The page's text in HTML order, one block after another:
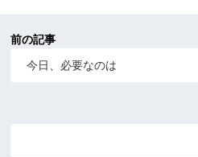
前の記事
今日、必要なのは